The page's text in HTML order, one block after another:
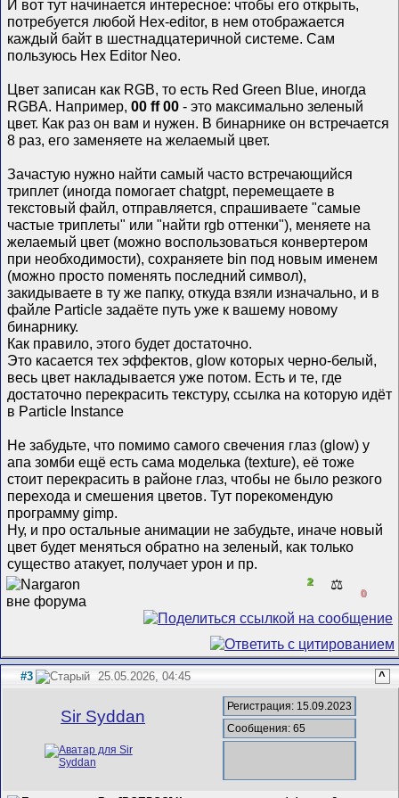
И вот тут начинается интересное: чтобы его открыть,
потребуется любой Hex-editor, в нем отображается
каждый байт в шестнадцатеричной системе. Сам
пользуюсь Hex Editor Neo.
Цвет записан как RGB, то есть Red Green Blue, иногда
RGBA. Например,00 ff 00 - это максимально зеленый
цвет. Как раз он вам и нужен. В бинарнике он встречается
8 раз, его заменяете на желаемый цвет.
Зачастую нужно найти самый часто встречающийся
триплет (иногда помогает chatgpt, перемещаете в
текстовый файл, отправляется, спрашиваете "самые
частые триплеты" или "найти rgb оттенки"), меняете на
желаемый цвет (можно воспользоваться конвертером
при необходимости), сохраняете bin под новым именем
(можно просто поменять последний символ),
закидываете в ту же папку, откуда взяли изначально, и в
файле Particle задаёте путь уже к вашему новому
бинарнику.
Как правило, этого будет достаточно.
Это касается тех эффектов, glow которых черно-белый,
весь цвет накладывается уже потом. Есть и те, где
достаточно перекрасить текстуру, ссылка на которую идёт
в Particle Instance
Не забудьте, что помимо самого свечения глаз (glow) у
апа зомби ещё есть сама моделька (texture), её тоже
стоит перекрасить в районе глаз, чтобы не было резкого
перехода и смешения цветов. Тут порекомендую
программу gimp.
Ну, и про остальные анимации не забудьте, иначе новый
цвет будет меняться обратно на зеленый, как только
существо атакует, получает урон и пр.
2 ⚖️
0
#3 25.05.2026, 04:45 ^
Sir Syddan
Регистрация: 15.09.2023
Сообщения: 65